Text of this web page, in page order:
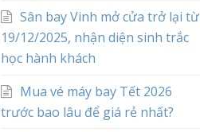
Sân bay Vinh mở cửa trở lại từ
19/12/2025, nhận diện sinh trắc
học hành khách
Mua vé máy bay Tết 2026
trước bao lâu để giá rẻ nhất?